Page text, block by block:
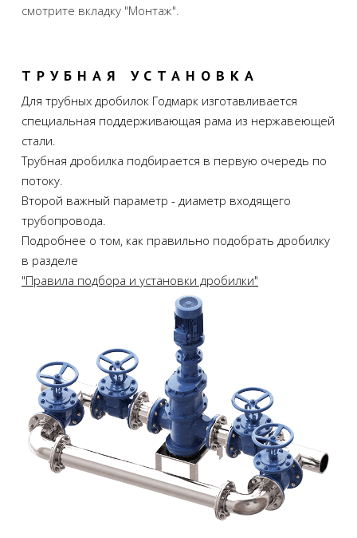
смотрите вкладку "Монтаж".
ТРУБНАЯ УСТАНОВКА
Для трубных дробилок Годмарк изготавливается
специальная поддерживающая рама из нержавеющей
стали.
Трубная дробилка подбирается в первую очередь по
потоку.
Второй важный параметр - диаметр входящего
трубопровода.
Подробнее о том, как правильно подобрать дробилку
в разделе
"Правила подбора и установки дробилки"